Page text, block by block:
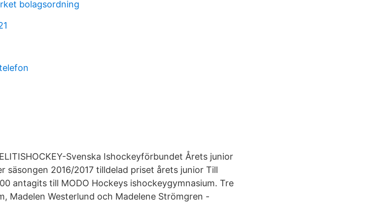
bolagsordning
Svenska Ishockeyförbundet Årets junior
säsongen 2016/2017 tilldelad priset årets junior Till
antagits till MODO Hockeys ishockeygymnasium. Tre
Madelen Westerlund och Madelene Strömgren -